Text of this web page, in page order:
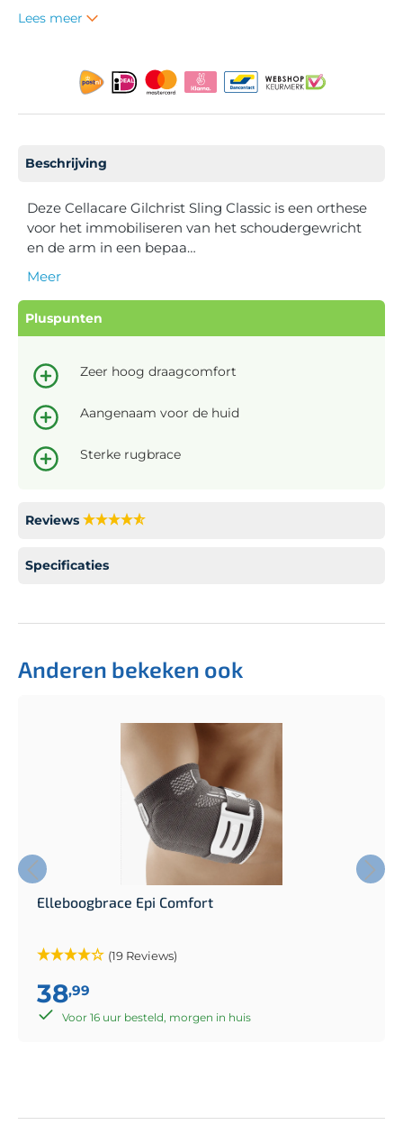
Lees meer
Beschrijving
Deze Cellacare Gilchrist Sling Classic is een orthese
voor het immobiliseren van het schoudergewricht
en de arm in een bepaa…
Meer
Pluspunten
Zeer hoog draagcomfort
Aangenaam voor de huid
Sterke rugbrace
Reviews
Specificaties
Anderen bekeken ook
Elleboogbrace Epi Comfort
(19 Reviews)
38,99
Voor 16 uur besteld, morgen in huis